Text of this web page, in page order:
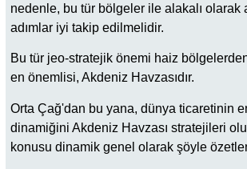
nedenle, bu tür bölgeler ile alakalı olarak
adımlar iyi takip edilmelidir.
Bu tür jeo-stratejik önemi haiz
en önemlisi, Akdeniz Havzasıdır.
Orta Çağ'dan bu yana, dünya ticaretinin
dinamiğini Akdeniz Havzası stratejileri
konusu dinamik genel olarak şöyle